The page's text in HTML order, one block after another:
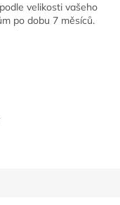
velikosti vašeho
po dobu 7 měsíců.